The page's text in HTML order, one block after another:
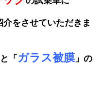
をさせていただきま
「 ガラス被膜」の